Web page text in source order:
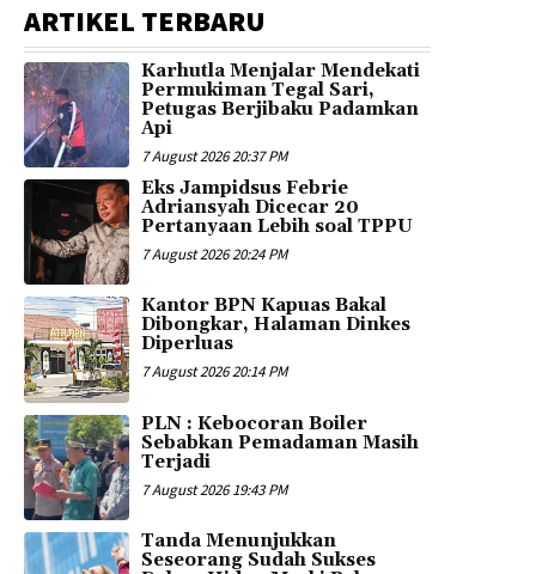
ARTIKEL TERBARU
Karhutla Menjalar Mendekati
Permukiman Tegal Sari,
Petugas Berjibaku Padamkan
Api
7 August 2026 20:37 PM
Eks Jampidsus Febrie
Adriansyah Dicecar 20
Pertanyaan Lebih soal TPPU
7 August 2026 20:24 PM
Kantor BPN Kapuas Bakal
Dibongkar, Halaman Dinkes
Diperluas
7 August 2026 20:14 PM
PLN : Kebocoran Boiler
Sebabkan Pemadaman Masih
Terjadi
7 August 2026 19:43 PM
Tanda Menunjukkan
Seseorang Sudah Sukses